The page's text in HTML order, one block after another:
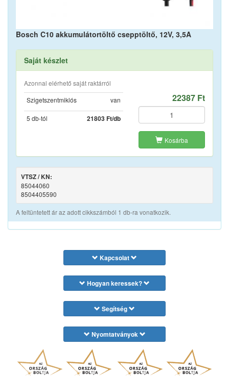
Bosch C10 akkumulátortöltő csepptöltő, 12V, 3,5A
Saját készlet
Azonnal elérhető saját raktárról
Szigetszentmiklós
van
5 db-tól 21803 Ft/db
22387 Ft
Kosárba
VTSZ / KN:
85044060
8504405590
A feltüntetett ár az adott cikkszámból 1 db-ra vonatkozik.
Kapcsolat
Hogyan keressek?
Segítség
Nyomtatványok